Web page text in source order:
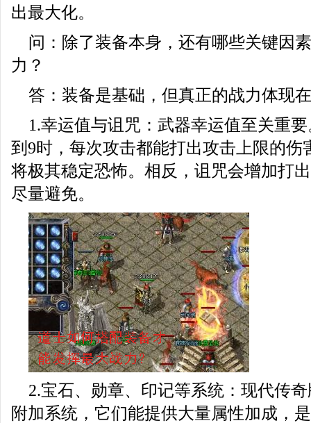
出最大化。
问：除了装备本身，还有哪些关键因
力？
答：装备是基础，但真正的战力体现
1.幸运值与诅咒：武器幸运值至关重
到9时，每次攻击都能打出攻击上限的伤
将极其稳定恐怖。相反，诅咒会增加打
尽量避免。
2.宝石、勋章、印记等系统：现代传
附加系统，它们能提供大量属性加成，